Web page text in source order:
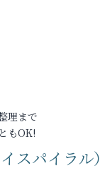
理まで
もOK!
スパイラル）